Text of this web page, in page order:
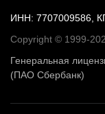
ИНН: 7707009586,
Copyright © 1999-
Генеральная
(ПАО Сбербанк)